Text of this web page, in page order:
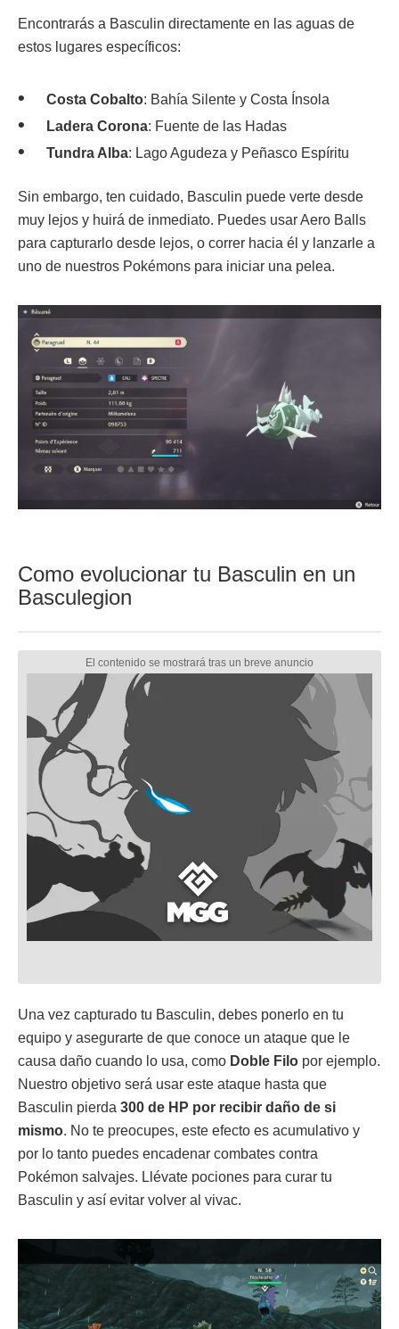
Encontrarás a Basculin directamente en las aguas de
estos lugares específicos:
Costa Cobalto: Bahía Silente y Costa Ínsola
Ladera Corona: Fuente de las Hadas
Tundra Alba: Lago Agudeza y Peñasco Espíritu
Sin embargo, ten cuidado, Basculin puede verte desde
muy lejos y huirá de inmediato. Puedes usar Aero Balls
para capturarlo desde lejos, o correr hacia él y lanzarle a
uno de nuestros Pokémons para iniciar una pelea.
Como evolucionar tu Basculin en un
Basculegion
Una vez capturado tu Basculin, debes ponerlo en tu
equipo y asegurarte de que conoce un ataque que le
causa daño cuando lo usa, como Doble Filo por ejemplo.
Nuestro objetivo será usar este ataque hasta que
Basculin pierda 300 de HP por recibir daño de si
mismo. No te preocupes, este efecto es acumulativo y
por lo tanto puedes encadenar combates contra
Pokémon salvajes. Llévate pociones para curar tu
Basculin y así evitar volver al vivac.